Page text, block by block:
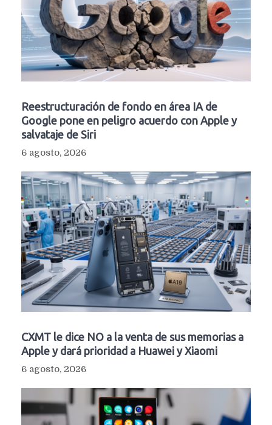
Reestructuración de fondo en área IA de
Google pone en peligro acuerdo con Apple y
salvataje de Siri
6 agosto, 2026
CXMT le dice NO a la venta de sus memorias a
Apple y dará prioridad a Huawei y Xiaomi
6 agosto, 2026